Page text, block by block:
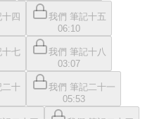
四
我們 筆記十五
06:10
十七
我們 筆記十八
03:07
二十
我們 筆記二十一
05:53